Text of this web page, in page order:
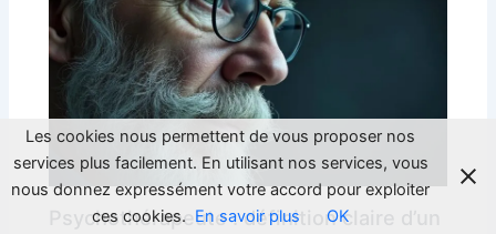
Psychothérapeute : définition claire d’un
Les cookies nous permettent de vous proposer nos
services plus facilement. En utilisant nos services, vous
nous donnez expressément votre accord pour exploiter
ces cookies. En savoir plus OK